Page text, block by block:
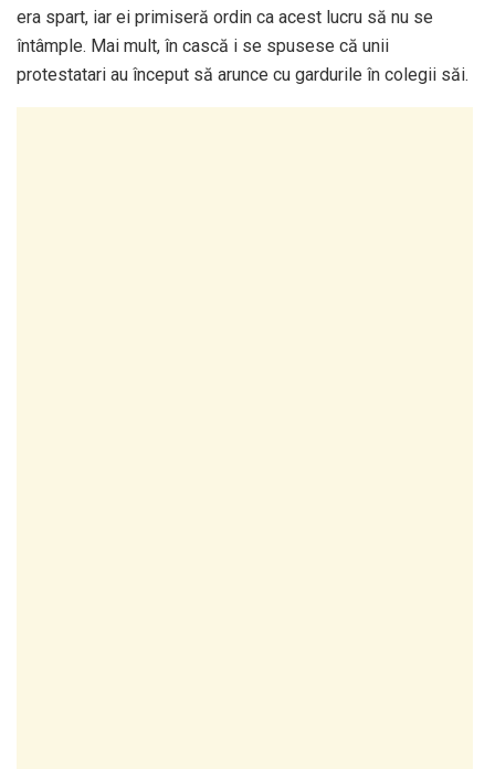
era spart, iar ei primiseră ordin ca acest lucru să nu se
întâmple. Mai mult, în cască i se spusese că unii
protestatari au început să arunce cu gardurile în colegii săi.